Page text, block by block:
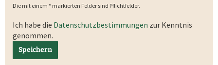
Die mit einem * markierten Felder sind Pflichtfelder.
Ich habe die Datenschutzbestimmungen zur Kenntnis
genommen.
Speichern